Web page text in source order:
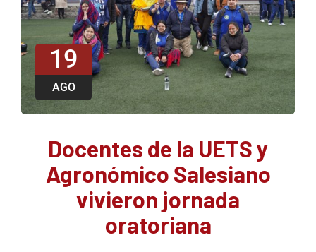
19
AGO
Docentes de la UETS y
Agronómico Salesiano
vivieron jornada
oratoriana